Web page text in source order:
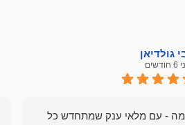
גולדיאן
- עם מלאי ענק שמתחדש כל